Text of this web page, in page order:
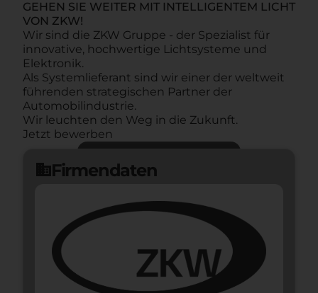
GEHEN SIE WEITER MIT INTELLIGENTEM LICHT
VON ZKW!
Wir sind die ZKW Gruppe - der Spezialist für
innovative, hochwertige Lichtsysteme und
Elektronik.
Als Systemlieferant sind wir einer der weltweit
führenden strategischen Partner der
Automobilindustrie.
Wir leuchten den Weg in die Zukunft.
Jetzt bewerben
domainFirmendaten